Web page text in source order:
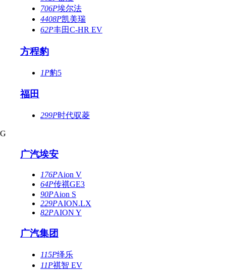
706P埃尔法
4408P凯美瑞
62P丰田C-HR EV
方程豹
1P豹5
福田
299P时代驭菱
G
广汽埃安
176PAion V
64P传祺GE3
90PAion S
229PAION.LX
82PAION Y
广汽集团
115P绎乐
11P祺智 EV